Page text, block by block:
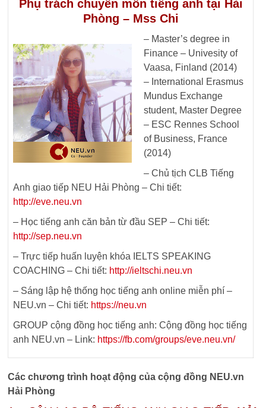
Phụ trách chuyên môn tiếng anh tại Hải
Phòng – Mss Chi
– Master’s degree in
Finance – Univesity of
Vaasa, Finland (2014)
– International Erasmus
Mundus Exchange
student, Master Degree
– ESC Rennes School
of Business, France
(2014)
– Chủ tịch CLB Tiếng
Anh giao tiếp NEU Hải Phòng – Chi tiết:
http://eve.neu.vn
– Học tiếng anh căn bản từ đầu SEP – Chi tiết:
http://sep.neu.vn
– Trực tiếp huấn luyện khóa IELTS SPEAKING
COACHING – Chi tiết: http://ieltschi.neu.vn
– Sáng lập hệ thống học tiếng anh online miễn phí –
NEU.vn – Chi tiết: https://neu.vn
GROUP cộng đồng học tiếng anh: Cộng đồng học tiếng
anh NEU.vn – Link: https://fb.com/groups/eve.neu.vn/
Các chương trình hoạt động của cộng đồng NEU.vn
Hải Phòng